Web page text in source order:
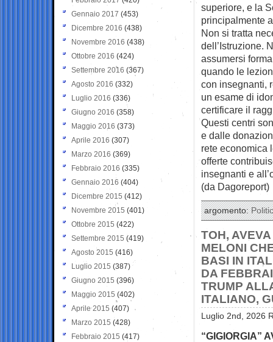
superiore, e la
principalmente
Non si tratta
dell’Istruzione.
assumersi
quando le
con insegnanti,
un esame di
certificare il
Questi centri
e dalle
rete economica
offerte
insegnanti e
(da Dagoreport)
argomento:
TOH,
MELONI
BASI IN
DA
TRUMP
ITALIANO,
Luglio 2nd, 2026
“GIGIORGIA”
Gennaio 2017 (453)
Dicembre 2016 (438)
Novembre 2016 (438)
Ottobre 2016 (424)
Settembre 2016 (367)
Agosto 2016 (332)
Luglio 2016 (336)
Giugno 2016 (358)
Maggio 2016 (373)
Aprile 2016 (307)
Marzo 2016 (369)
Febbraio 2016 (335)
Gennaio 2016 (404)
Dicembre 2015 (412)
Novembre 2015 (401)
Ottobre 2015 (422)
Settembre 2015 (419)
Agosto 2015 (416)
Luglio 2015 (387)
Giugno 2015 (396)
Maggio 2015 (402)
Aprile 2015 (407)
Marzo 2015 (428)
Febbraio 2015 (417)